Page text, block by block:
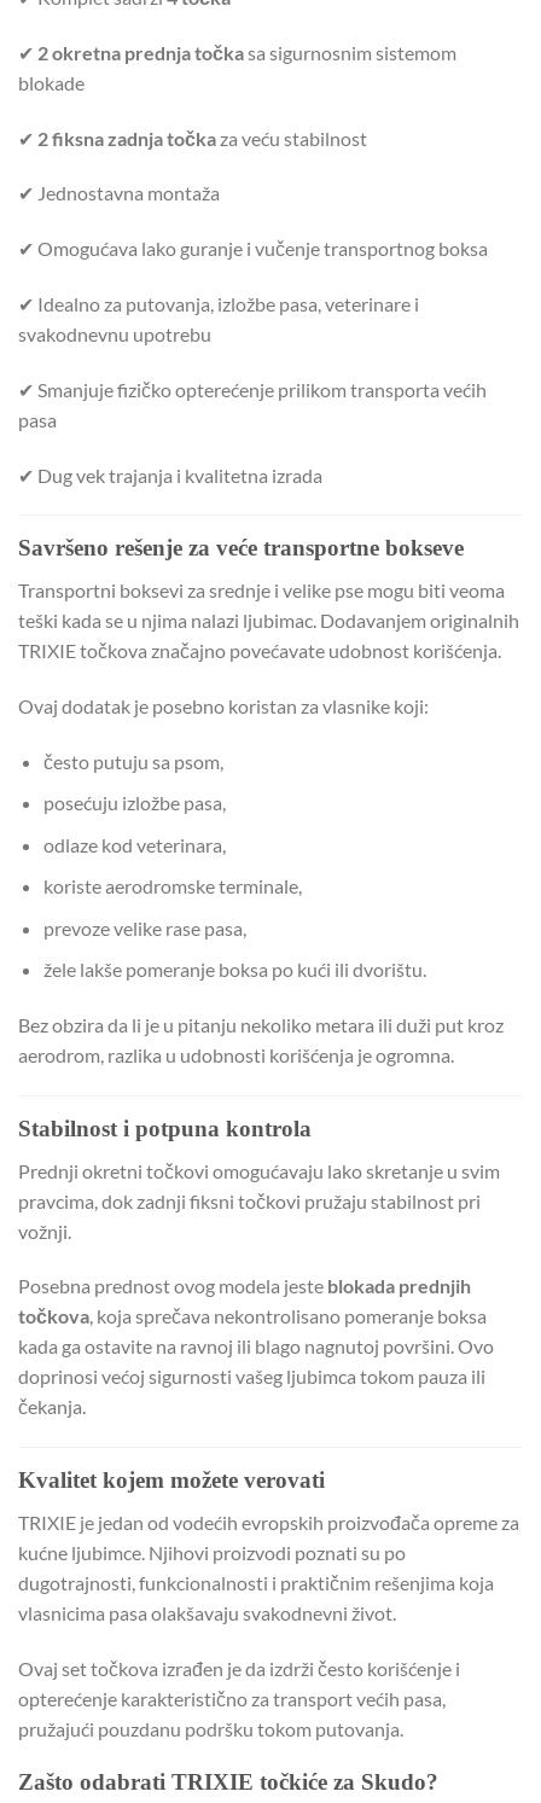
✔ 2 okretna prednja točkasa sigurnosnim sistemom
blokade
✔ 2 fiksna zadnja točkaza veću stabilnost
✔ Jednostavna montaža
✔ Omogućava lako guranje i vučenje transportnog boksa
✔ Idealno za putovanja, izložbe pasa, veterinare i
svakodnevnu upotrebu
✔ Smanjuje fizičko opterećenje prilikom transporta većih
pasa
✔ Dug vek trajanja i kvalitetna izrada
Savršeno rešenje za veće transportne bokseve
Transportni boksevi za srednje i velike pse mogu biti veoma
teški kada se u njima nalazi ljubimac. Dodavanjem originalnih
TRIXIE točkova značajno povećavate udobnost korišćenja.
Ovaj dodatak je posebno koristan za vlasnike koji:
često putuju sa psom,
posećuju izložbe pasa,
odlaze kod veterinara,
koriste aerodromske terminale,
prevoze velike rase pasa,
žele lakše pomeranje boksa po kući ili dvorištu.
Bez obzira da li je u pitanju nekoliko metara ili duži put kroz
aerodrom, razlika u udobnosti korišćenja je ogromna.
Stabilnost i potpuna kontrola
Prednji okretni točkovi omogućavaju lako skretanje u svim
pravcima, dok zadnji fiksni točkovi pružaju stabilnost pri
vožnji.
Posebna prednost ovog modela jeste blokada prednjih
točkova, koja sprečava nekontrolisano pomeranje boksa
kada ga ostavite na ravnoj ili blago nagnutoj površini. Ovo
doprinosi većoj sigurnosti vašeg ljubimca tokom pauza ili
čekanja.
Kvalitet kojem možete verovati
TRIXIE je jedan od vodećih evropskih proizvođača opreme za
kućne ljubimce. Njihovi proizvodi poznati su po
dugotrajnosti, funkcionalnosti i praktičnim rešenjima koja
vlasnicima pasa olakšavaju svakodnevni život.
Ovaj set točkova izrađen je da izdrži često korišćenje i
opterećenje karakteristično za transport većih pasa,
pružajući pouzdanu podršku tokom putovanja.
Zašto odabrati TRIXIE točkiće za Skudo?